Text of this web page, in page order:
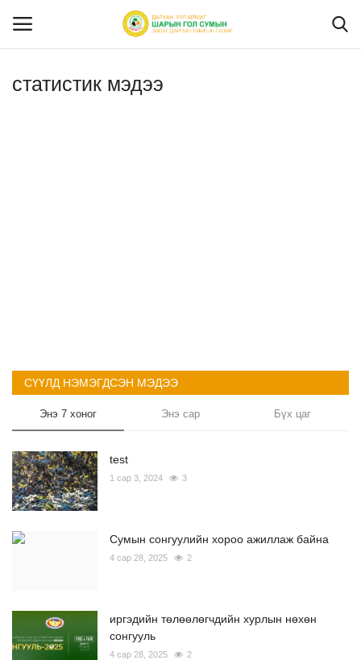
Нэвтрэх Бүртгүүлэх
Хууль тогтоомж
Үйлчилгээ
статистик мэдээ
СҮҮЛД НЭМЭГДСЭН МЭДЭЭ
Энэ 7 хоног Энэ сар Бүх цаг
test
1 сар 3, 2024 3
Сумын сонгуулийн хороо ажиллаж байна
4 сар 28, 2025 2
иргэдийн төлөөлөгчдийн хурлын нөхөн
сонгууль
4 сар 28, 2025 2